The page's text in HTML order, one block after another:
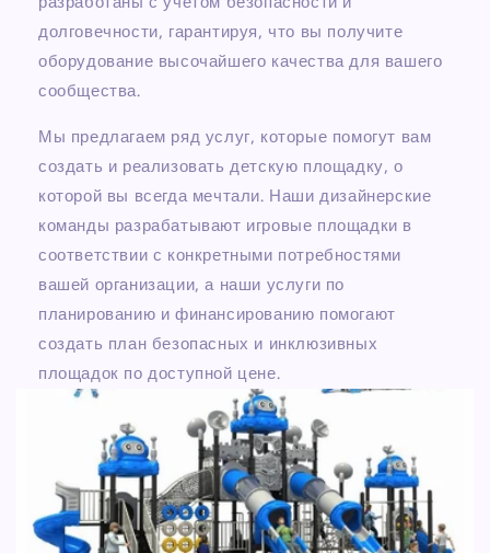
долговечности, гарантируя, что вы получите
оборудование высочайшего качества для вашего
сообщества.
Мы предлагаем ряд услуг, которые помогут вам
создать и реализовать детскую площадку, о
которой вы всегда мечтали. Наши дизайнерские
команды разрабатывают игровые площадки в
соответствии с конкретными потребностями
вашей организации, а наши услуги по
планированию и финансированию помогают
создать план безопасных и инклюзивных
площадок по доступной цене.